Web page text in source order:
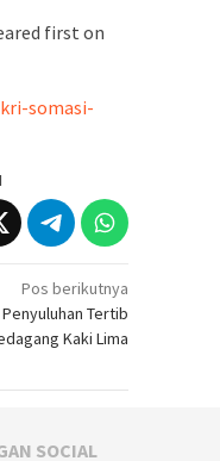
first on
somasi-
Pos berikutnya
Tertib
Kaki Lima
SOCIAL